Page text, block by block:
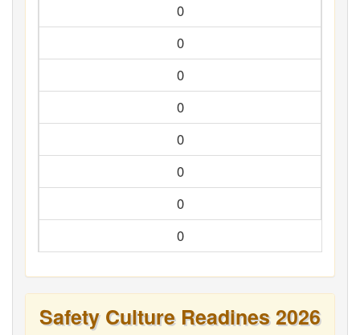
0
0
0
0
0
0
0
0
Safety Culture Readines 2026